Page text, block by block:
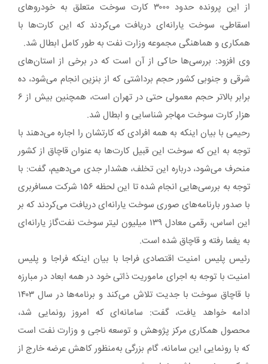
از این پرونده حدود ۳۰۰۰ کارت‌ سوخت متعلق به خودروهای
اسقاطی، سوخت یارانه‌ای دریافت می‌کردند که این کارت‌ها با
همکاری و هماهنگی مجموعه وزارت نفت به طور کامل ابطال شد.
وی افزود: بررسی‌ها حاکی از آن است که در برخی از استان‌های
شرقی و جنوبی کشور حجم برداشتی که از بنزین انجام می‌شود، ده
برابر بالاتر حجم معمولی حتی در تهران است، همچنین بیش از ۶
هزار کارت سوخت مهاجر شناسایی و ابطال شد.
رحیمی با بیان اینکه به همه افرادی که کارتشان را اجاره می‌دهند با
توجه به این که سوخت این قبیل کارت‌ها به عنوان قاچاق از کشور
منحرف می‌شود، درباره این تخلف، هشدار جدی می‌دهیم، گفت: با
توجه به بررسی‌هایی انجام شده تا این لحظه ۱۵۶ شرکت مسافربری
با صدور بارنامه‌های صوری سوخت یارانه‌ای دریافت ‌می‌کردند که بر
این اساس، رقمی معادل ۱۳۹ میلیون لیتر سوخت نفت‌گاز یارانه‌ای
به یغما رفته و قاچاق شده است.
رئیس پلیس امنیت اقتصادی فراجا با بیان اینکه فراجا و پلیس
امنیت با توجه به اجرای ماموریت ذاتی خود در همه ابعاد در مبارزه
با قاچاق سوخت با جدیت تلاش می‌کند و برنامه‌ها در سال ۱۴۰۳
ادامه خواهد یافت، گفت: سامانه‌ای که امروز رونمایی شد،
محصول همکاری مرکز پژوهش و توسعه ناجی و وزارت نفت است
که با رونمایی این سامانه، گام بزرگی ‌به‌منظور کاهش عرضه خارج از